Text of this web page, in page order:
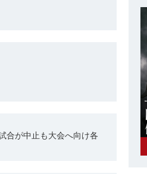
合が中止も大会へ向け各